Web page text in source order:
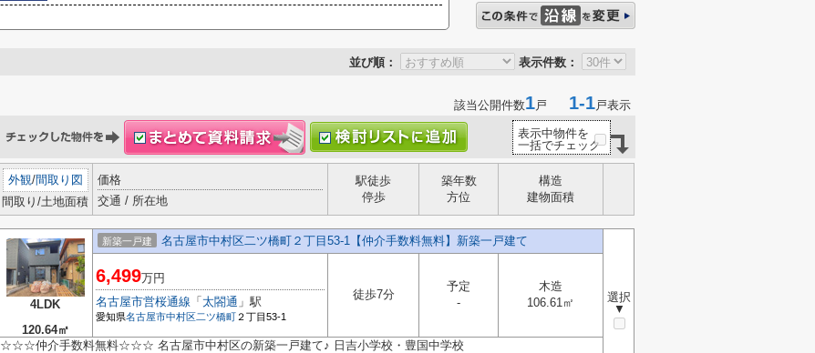
並び順： 表示件数：
該当公開件数1戸 1-1戸表示
表示中物件を
一括でチェック
外観/間取り図
間取り/土地面積
価格
交通 / 所在地
駅徒歩
停歩
築年数
方位
構造
建物面積
4LDK
120.64㎡
新築一戸建 名古屋市中村区二ツ橋町２丁目53-1【仲介手数料無料】新築一戸建て
選択
▼
6,499万円
名古屋市営桜通線 「 太閤通 」駅
愛知県名古屋市中村区二ツ橋町 ２丁目53-1
徒歩7分
予定
-
木造
106.61㎡
☆☆☆仲介手数料無料☆☆☆ 名古屋市中村区の新築一戸建て♪ 日吉小学校・豊国中学校